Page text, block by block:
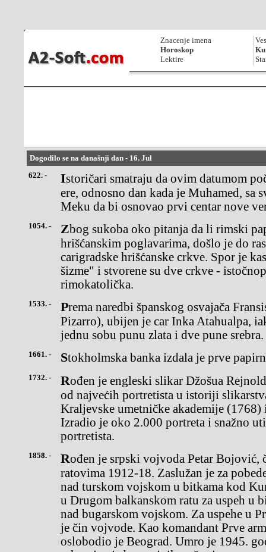
Znacenje imena
Horoskop
Lektire
Dogodilo se na današnji dan - 16. Jul
622. -
Istoričari smatraju da ovim datumom počinje prva godina islamske
ere, odnosno dan kada je Muhamed, sa
Meku da bi osnovao prvi centar nove
1054. - Zbog sukoba oko pitanja da li rimski papa ima primat među
hrišćanskim poglavarima, došlo je do
carigradske hrišćanske crkve. Spor je
šizme" i stvorene su dve crkve -
rimokatolička.
1533. - Prema naredbi španskog osvajača Fransiska Pizara (Francisco
Pizarro), ubijen je car Inka Atahualpa,
jednu sobu punu zlata i dve pune srebra.
1661. - Stokholmska banka izdala je prve
1732. - Rođen je engleski slikar Džošua Rejnolds (Joshua Reynolds), jedan
od najvećih portretista u istoriji
Kraljevske umetničke akademije
Izradio je oko 2.000 portreta i snažno
portretista.
1858. - Rođen je srpski vojvoda Petar Bojović, čuveni vojskovođa u
ratovima 1912-18. Zaslužan je za
nad turskom vojskom u bitkama kod
u Drugom balkanskom ratu za uspeh u
nad bugarskom vojskom. Za uspehe u
je čin vojvode. Kao komandant Prve
oslobodio je Beograd. Umro je 1945.